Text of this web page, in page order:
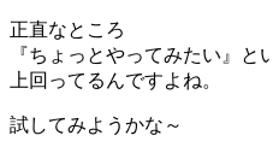
正直なところ
『ちょっとやってみたい』と
上回ってるんですよね。
試してみようかな～